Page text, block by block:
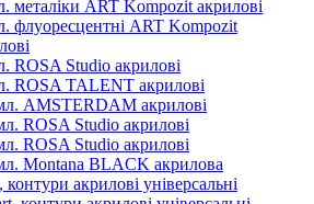
металіки ART Kompozit акрилові
флуоресцентні ART Kompozit
ROSA Studio акрилові
ROSA TALENT акрилові
AMSTERDAM акрилові
ROSA Studio акрилові
ROSA Studio акрилові
Montana BLACK акрилова
контури акрилові універсальні